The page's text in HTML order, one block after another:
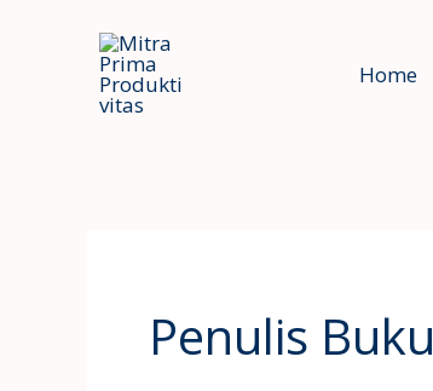
Home
Penulis Buku